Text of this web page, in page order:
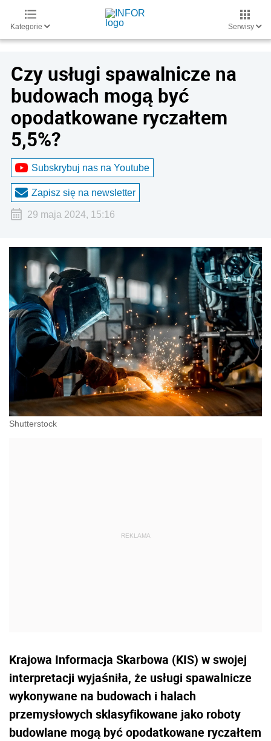
Kategorie Serwisy
Czy usługi spawalnicze na
budowach mogą być
opodatkowane ryczałtem
5,5%?
Subskrybuj nas na Youtube
Zapisz się na newsletter
29 maja 2024, 15:16
Shutterstock
Krajowa Informacja Skarbowa (KIS) w swojej
interpretacji wyjaśniła, że usługi spawalnicze
wykonywane na budowach i halach
przemysłowych sklasyfikowane jako roboty
budowlane mogą być opodatkowane ryczałtem